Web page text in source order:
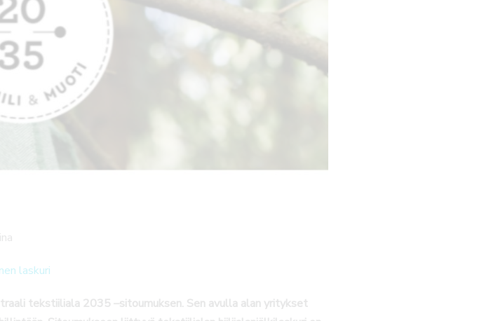
laskuri
tekstiiliala 2035 –sitoumuksen. Sen avulla alan yritykset